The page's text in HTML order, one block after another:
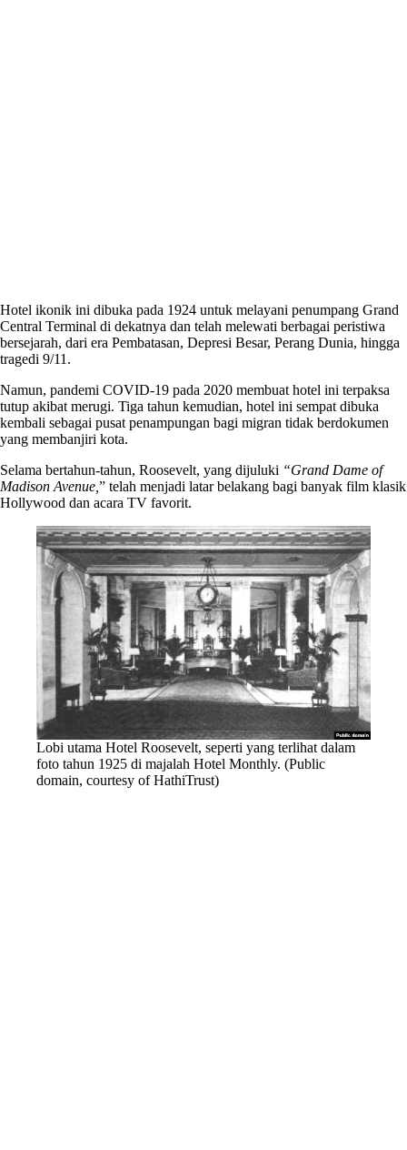
Hotel ikonik ini dibuka pada 1924 untuk melayani penumpang Grand
Central Terminal di dekatnya dan telah melewati berbagai peristiwa
bersejarah, dari era Pembatasan, Depresi Besar, Perang Dunia, hingga
tragedi 9/11.
Namun, pandemi COVID-19 pada 2020 membuat hotel ini terpaksa
tutup akibat merugi. Tiga tahun kemudian, hotel ini sempat dibuka
kembali sebagai pusat penampungan bagi migran tidak berdokumen
yang membanjiri kota.
Selama bertahun-tahun, Roosevelt, yang dijuluki “Grand Dame of
Madison Avenue, ” telah menjadi latar belakang bagi banyak film klasik
Hollywood dan acara TV favorit.
Lobi utama Hotel Roosevelt, seperti yang terlihat dalam
foto tahun 1925 di majalah Hotel Monthly. (Public
domain, courtesy of HathiTrust)